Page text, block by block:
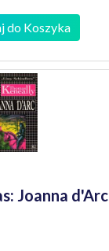
do Koszyka
Joanna d'Arc